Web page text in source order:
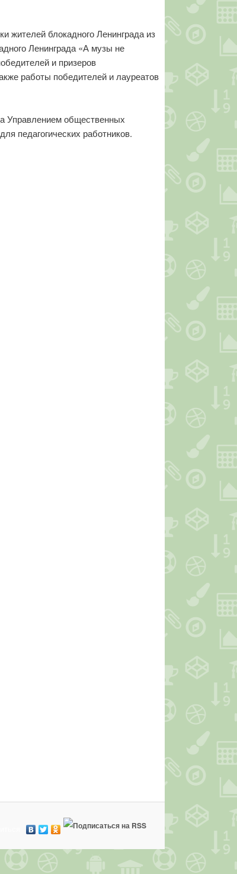
жителей блокадного Ленинграда из
Ленинграда «А музы не
и призеров
работы победителей и лауреатов
Управлением общественных
педагогических работников.